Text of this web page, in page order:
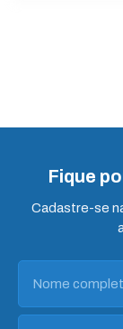
Fique
Cadastre-se